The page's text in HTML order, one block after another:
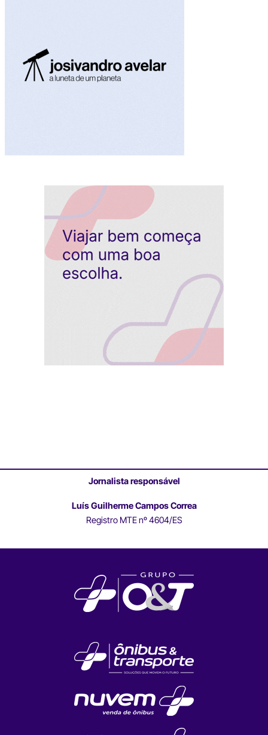
Jornalista responsável
Luís Guilherme Campos Correa
Registro MTE nº 4604/ES